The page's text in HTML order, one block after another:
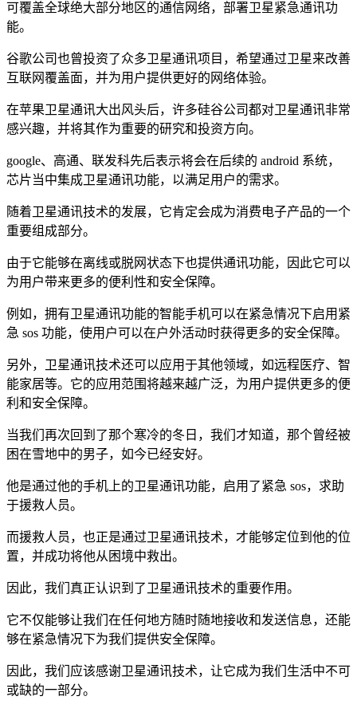
可覆盖全球绝大部分地区的通信网络，部署卫星紧急通讯功
能。
谷歌公司也曾投资了众多卫星通讯项目，希望通过卫星来改善
互联网覆盖面，并为用户提供更好的网络体验。
在苹果卫星通讯大出风头后，许多硅谷公司都对卫星通讯非常
感兴趣，并将其作为重要的研究和投资方向。
google、高通、联发科先后表示将会在后续的 android 系统，
芯片当中集成卫星通讯功能，以满足用户的需求。
随着卫星通讯技术的发展，它肯定会成为消费电子产品的一个
重要组成部分。
由于它能够在离线或脱网状态下也提供通讯功能，因此它可以
为用户带来更多的便利性和安全保障。
例如，拥有卫星通讯功能的智能手机可以在紧急情况下启用紧
急 sos 功能，使用户可以在户外活动时获得更多的安全保障。
另外，卫星通讯技术还可以应用于其他领域，如远程医疗、智
能家居等。它的应用范围将越来越广泛，为用户提供更多的便
利和安全保障。
当我们再次回到了那个寒冷的冬日，我们才知道，那个曾经被
困在雪地中的男子，如今已经安好。
他是通过他的手机上的卫星通讯功能，启用了紧急 sos，求助
于援救人员。
而援救人员，也正是通过卫星通讯技术，才能够定位到他的位
置，并成功将他从困境中救出。
因此，我们真正认识到了卫星通讯技术的重要作用。
它不仅能够让我们在任何地方随时随地接收和发送信息，还能
够在紧急情况下为我们提供安全保障。
因此，我们应该感谢卫星通讯技术，让它成为我们生活中不可
或缺的一部分。